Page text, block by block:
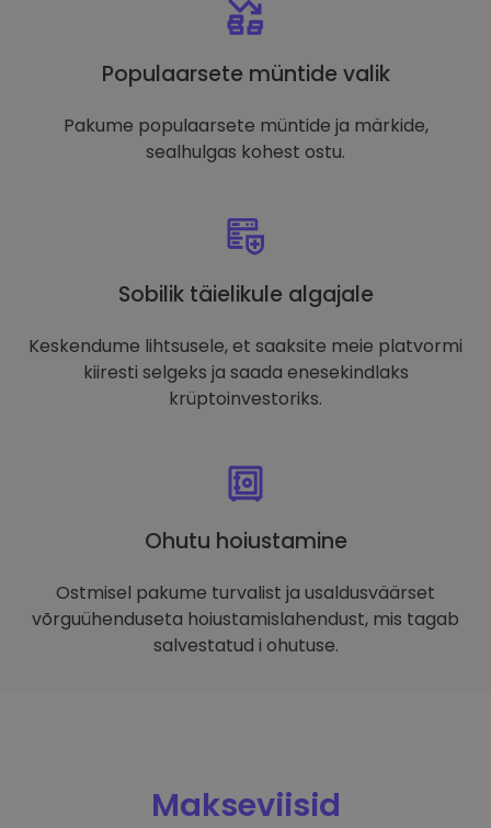
Populaarsete müntide valik
Pakume populaarsete müntide ja märkide,
sealhulgas kohest ostu.
Sobilik täielikule algajale
Keskendume lihtsusele, et saaksite meie platvormi
kiiresti selgeks ja saada enesekindlaks
krüptoinvestoriks.
Ohutu hoiustamine
Ostmisel pakume turvalist ja usaldusväärset
võrguühenduseta hoiustamislahendust, mis tagab
salvestatud i ohutuse.
Makseviisid